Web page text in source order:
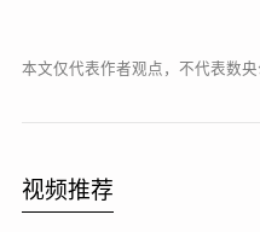
本文仅代表作者观点，不代表数央
视频推荐